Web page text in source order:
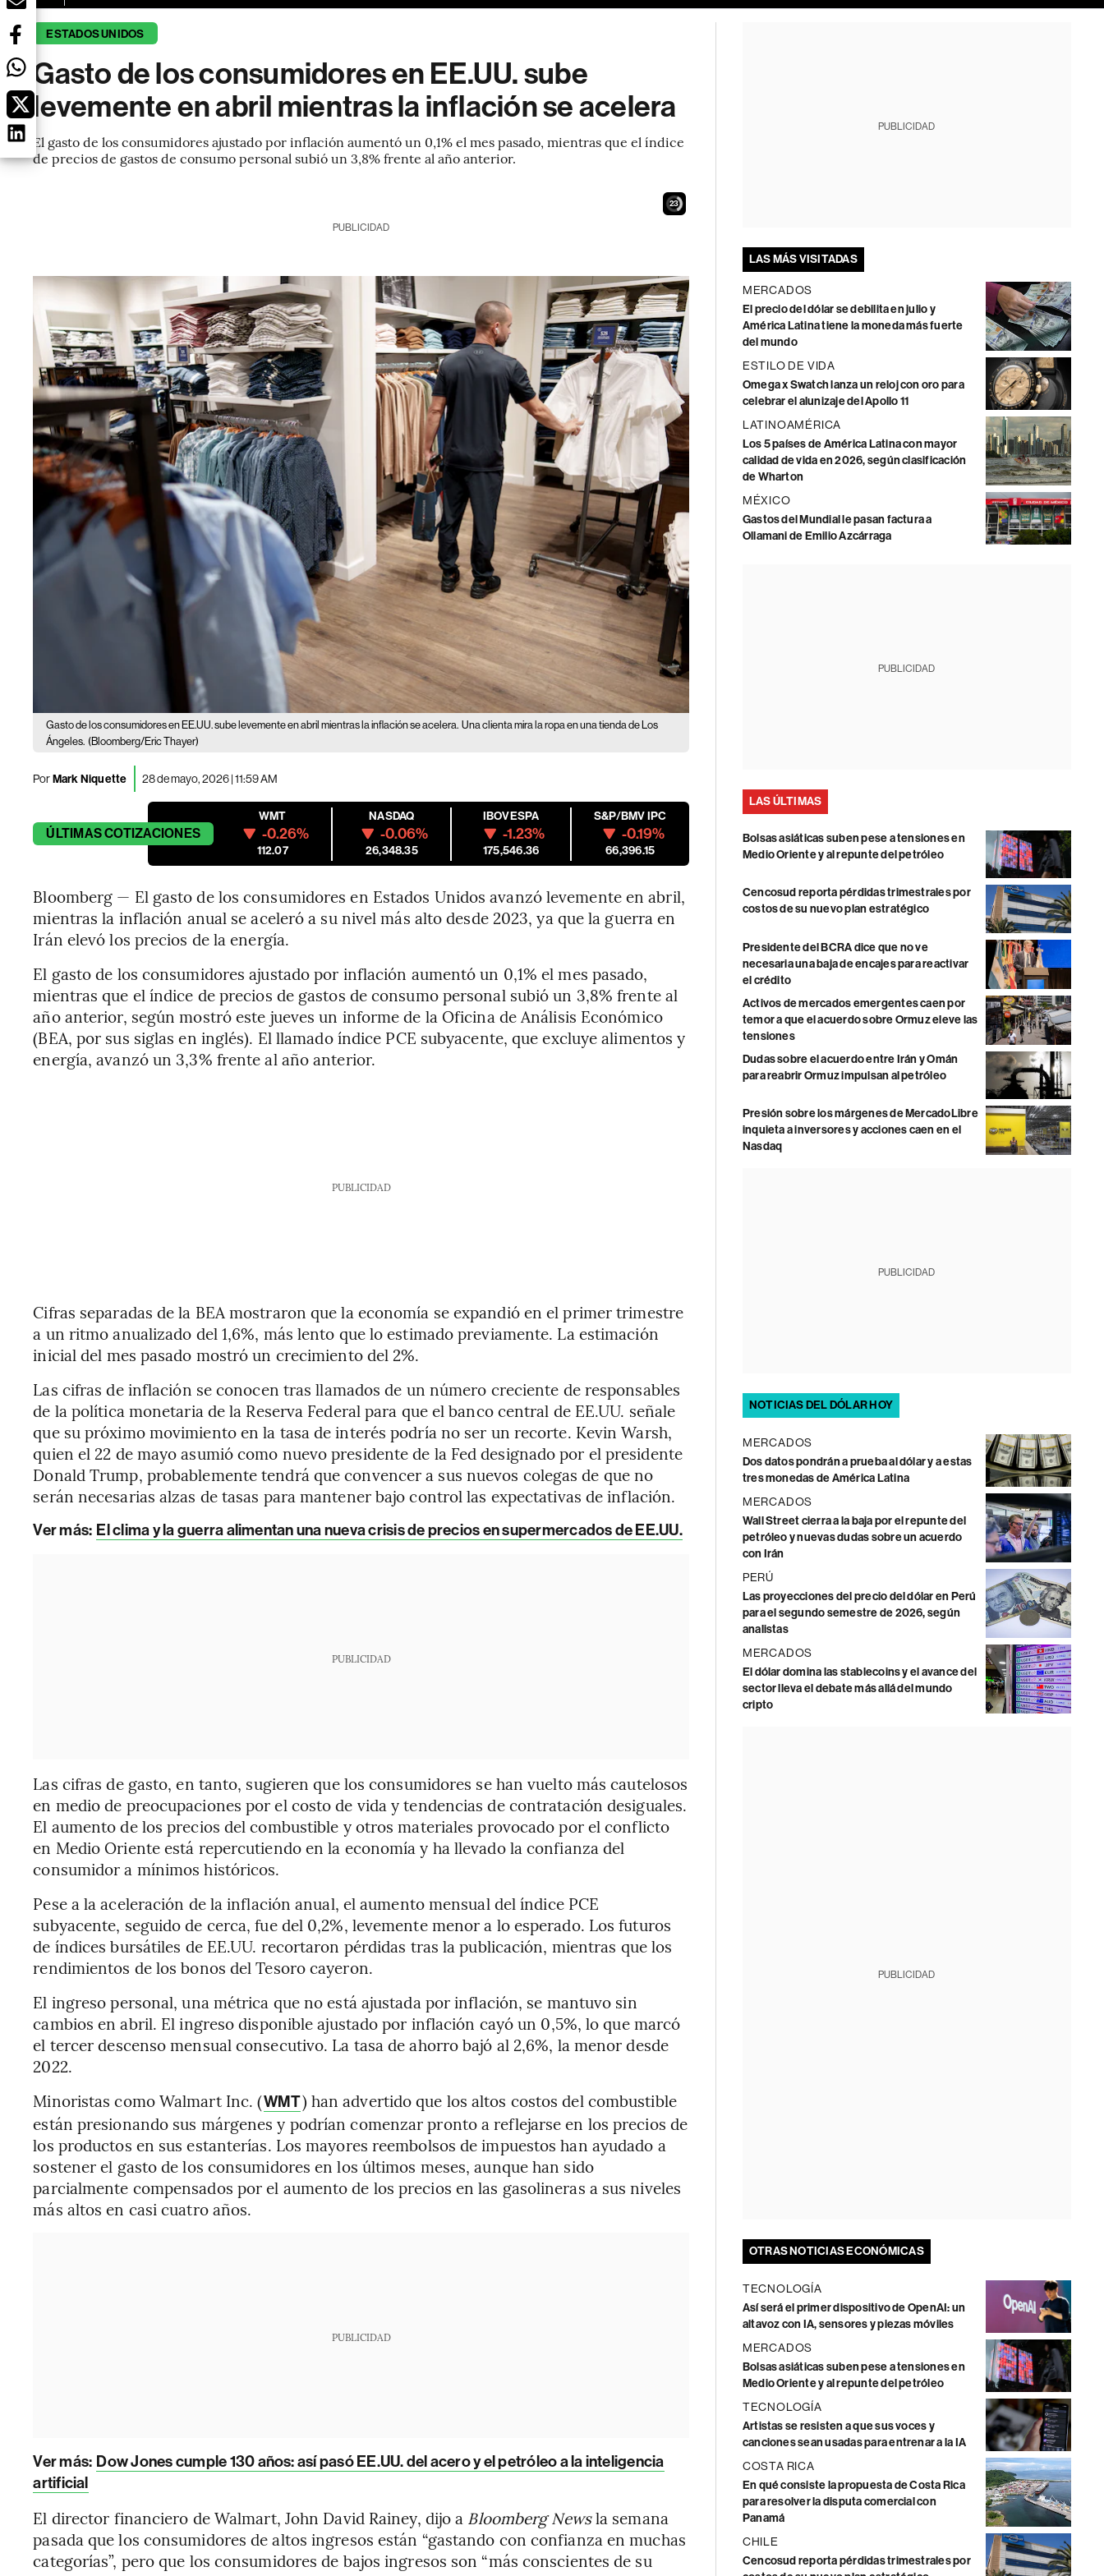
ESTADOS UNIDOS
Gasto de los consumidores en EE.UU. sube
levemente en abril mientras la inflación se acelera
El gasto de los consumidores ajustado por inflación aumentó un 0,1% el mes pasado, mientras que el índice
de precios de gastos de consumo personal subió un 3,8% frente al año anterior.
21
PUBLICIDAD
Gasto de los consumidores en EE.UU. sube levemente en abril mientras la inflación se acelera. Una clienta mira la ropa en una tienda de Los
Ángeles. (Bloomberg/Eric Thayer)
PorMark Niquette 28 de mayo, 2026 | 11:59 AM
ÚLTIMASCOTIZACIONES
WMT
-0.26%
112.07
NASDAQ
-0.06%
26,348.35
IBOVESPA
-1.23%
175,546.36
S&P/BMV IPC
-0.19%
66,396.15
Bloomberg — El gasto de los consumidores en Estados Unidos avanzó levemente en abril,
mientras la inflación anual se aceleró a su nivel más alto desde 2023, ya que la guerra en
Irán elevó los precios de la energía.
El gasto de los consumidores ajustado por inflación aumentó un 0,1% el mes pasado,
mientras que el índice de precios de gastos de consumo personal subió un 3,8% frente al
año anterior, según mostró este jueves un informe de la Oficina de Análisis Económico
(BEA, por sus siglas en inglés). El llamado índice PCE subyacente, que excluye alimentos y
energía, avanzó un 3,3% frente al año anterior.
PUBLICIDAD
Cifras separadas de la BEA mostraron que la economía se expandió en el primer trimestre
a un ritmo anualizado del 1,6%, más lento que lo estimado previamente. La estimación
inicial del mes pasado mostró un crecimiento del 2%.
Las cifras de inflación se conocen tras llamados de un número creciente de responsables
de la política monetaria de la Reserva Federal para que el banco central de EE.UU. señale
que su próximo movimiento en la tasa de interés podría no ser un recorte. Kevin Warsh,
quien el 22 de mayo asumió como nuevo presidente de la Fed designado por el presidente
Donald Trump, probablemente tendrá que convencer a sus nuevos colegas de que no
serán necesarias alzas de tasas para mantener bajo control las expectativas de inflación.
Ver más: El clima y la guerra alimentan una nueva crisis de precios en supermercados de EE.UU.
PUBLICIDAD
Las cifras de gasto, en tanto, sugieren que los consumidores se han vuelto más cautelosos
en medio de preocupaciones por el costo de vida y tendencias de contratación desiguales.
El aumento de los precios del combustible y otros materiales provocado por el conflicto
en Medio Oriente está repercutiendo en la economía y ha llevado la confianza del
consumidor a mínimos históricos.
Pese a la aceleración de la inflación anual, el aumento mensual del índice PCE
subyacente, seguido de cerca, fue del 0,2%, levemente menor a lo esperado. Los futuros
de índices bursátiles de EE.UU. recortaron pérdidas tras la publicación, mientras que los
rendimientos de los bonos del Tesoro cayeron.
El ingreso personal, una métrica que no está ajustada por inflación, se mantuvo sin
cambios en abril. El ingreso disponible ajustado por inflación cayó un 0,5%, lo que marcó
el tercer descenso mensual consecutivo. La tasa de ahorro bajó al 2,6%, la menor desde
2022.
Minoristas como Walmart Inc. (WMT) han advertido que los altos costos del combustible
están presionando sus márgenes y podrían comenzar pronto a reflejarse en los precios de
los productos en sus estanterías. Los mayores reembolsos de impuestos han ayudado a
sostener el gasto de los consumidores en los últimos meses, aunque han sido
parcialmente compensados por el aumento de los precios en las gasolineras a sus niveles
más altos en casi cuatro años.
PUBLICIDAD
Ver más: Dow Jones cumple 130 años: así pasó EE.UU. del acero y el petróleo a la inteligencia
artificial
El director financiero de Walmart, John David Rainey, dijo a Bloomberg Newsla semana
pasada que los consumidores de altos ingresos están “gastando con confianza en muchas
categorías”, pero que los consumidores de bajos ingresos son “más conscientes de su
PUBLICIDAD
LAS MÁS VISITADAS
MERCADOS
El precio del dólar se debilita en julio y
América Latina tiene la moneda más fuerte
del mundo
ESTILO DE VIDA
Omega x Swatch lanza un reloj con oro para
celebrar el alunizaje del Apollo 11
LATINOAMÉRICA
Los 5 países de América Latina con mayor
calidad de vida en 2026, según clasificación
de Wharton
MÉXICO
Gastos del Mundial le pasan factura a
Ollamani de Emilio Azcárraga
PUBLICIDAD
LAS ÚLTIMAS
Bolsas asiáticas suben pese a tensiones en
Medio Oriente y al repunte del petróleo
Cencosud reporta pérdidas trimestrales por
costos de su nuevo plan estratégico
Presidente del BCRA dice que no ve
necesaria una baja de encajes para reactivar
el crédito
Activos de mercados emergentes caen por
temor a que el acuerdo sobre Ormuz eleve las
tensiones
Dudas sobre el acuerdo entre Irán y Omán
para reabrir Ormuz impulsan al petróleo
Presión sobre los márgenes de MercadoLibre
inquieta a inversores y acciones caen en el
Nasdaq
PUBLICIDAD
NOTICIAS DEL DÓLAR HOY
MERCADOS
Dos datos pondrán a prueba al dólar y a estas
tres monedas de América Latina
MERCADOS
Wall Street cierra a la baja por el repunte del
petróleo y nuevas dudas sobre un acuerdo
con Irán
PERÚ
Las proyecciones del precio del dólar en Perú
para el segundo semestre de 2026, según
analistas
MERCADOS
El dólar domina las stablecoins y el avance del
sector lleva el debate más allá del mundo
cripto
PUBLICIDAD
OTRAS NOTICIAS ECONÓMICAS
TECNOLOGÍA
Así será el primer dispositivo de OpenAI: un
altavoz con IA, sensores y piezas móviles
MERCADOS
Bolsas asiáticas suben pese a tensiones en
Medio Oriente y al repunte del petróleo
TECNOLOGÍA
Artistas se resisten a que sus voces y
canciones sean usadas para entrenar a la IA
COSTA RICA
En qué consiste la propuesta de Costa Rica
para resolver la disputa comercial con
Panamá
CHILE
Cencosud reporta pérdidas trimestrales por